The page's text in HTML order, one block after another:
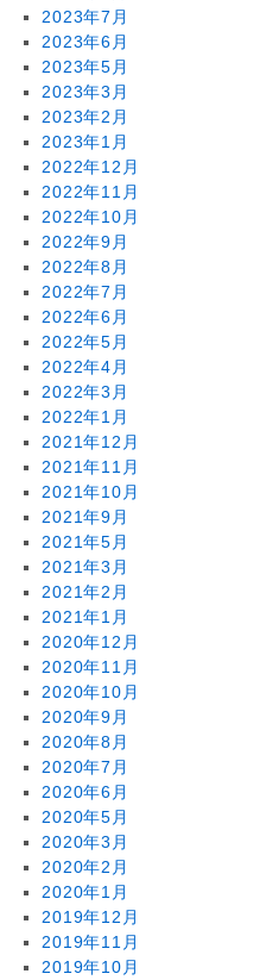
2023年7月
2023年6月
2023年5月
2023年3月
2023年2月
2023年1月
2022年12月
2022年11月
2022年10月
2022年9月
2022年8月
2022年7月
2022年6月
2022年5月
2022年4月
2022年3月
2022年1月
2021年12月
2021年11月
2021年10月
2021年9月
2021年5月
2021年3月
2021年2月
2021年1月
2020年12月
2020年11月
2020年10月
2020年9月
2020年8月
2020年7月
2020年6月
2020年5月
2020年3月
2020年2月
2020年1月
2019年12月
2019年11月
2019年10月